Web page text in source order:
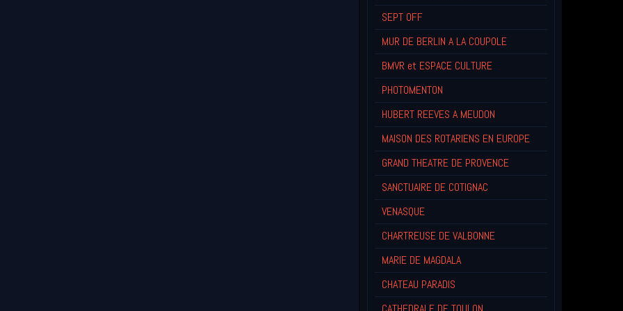
SEPT OFF
MUR DE BERLIN A LA COUPOLE
BMVR et ESPACE CULTURE
PHOTOMENTON
HUBERT REEVES A MEUDON
MAISON DES ROTARIENS EN EUROPE
GRAND THEATRE DE PROVENCE
SANCTUAIRE DE COTIGNAC
VENASQUE
CHARTREUSE DE VALBONNE
MARIE DE MAGDALA
CHATEAU PARADIS